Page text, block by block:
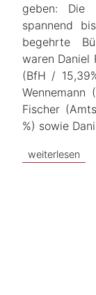
geben: Die
spannend
begehrte
waren Daniel
(BfH /
Wennemann
Fischer
%) sowie
weiterlesen